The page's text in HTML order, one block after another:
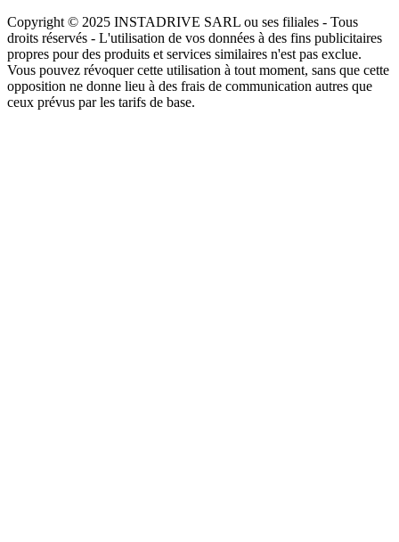
Copyright © 2025 INSTADRIVE SARL ou ses filiales - Tous
droits réservés - L'utilisation de vos données à des fins publicitaires
propres pour des produits et services similaires n'est pas exclue.
Vous pouvez révoquer cette utilisation à tout moment, sans que cette
opposition ne donne lieu à des frais de communication autres que
ceux prévus par les tarifs de base.